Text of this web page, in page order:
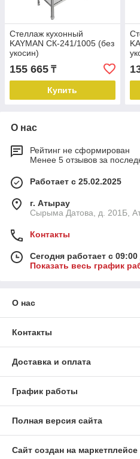
Стеллаж кухонный
KAYMAN СК-241/1005 (без
укосин)
155 665 ₸
Купить
О нас
Рейтинг не сформирован
Менее 5 отзывов за
Работает с 25.02.2025
г. Атырау
Сырыма Датова, д. 201Б,
Контакты
Сегодня работает с
Показать весь график
О нас
Контакты
Доставка и оплата
График работы
Полная версия сайта
Сайт создан на маркетплейсе